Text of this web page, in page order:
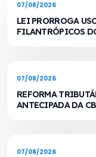
07/08/2026
LEI PRORROGA
FILANTRÓPICOS
07/08/2026
REFORMA
ANTECIPADA DA
07/08/2026